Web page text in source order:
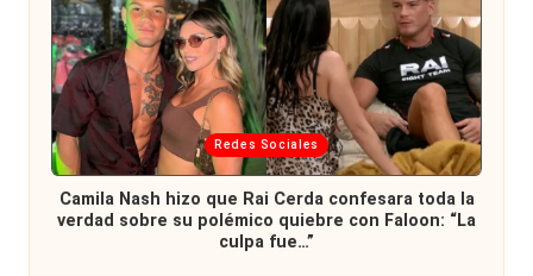
Publicada
en
Redes Sociales
Camila Nash hizo que Rai Cerda confesara toda la
verdad sobre su polémico quiebre con Faloon: “La
culpa fue…”